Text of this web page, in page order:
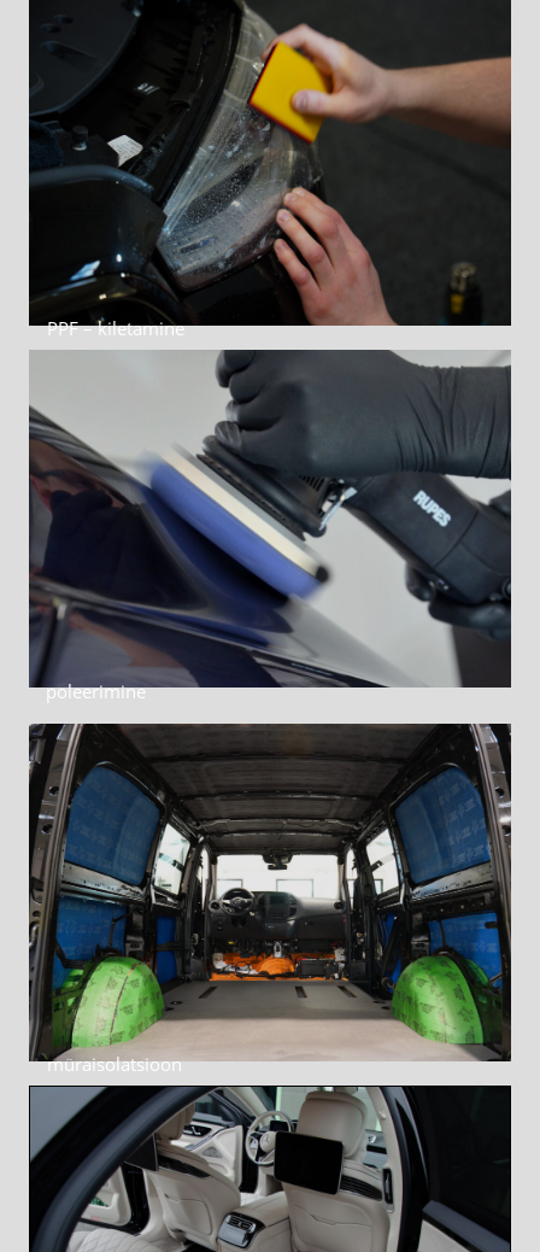
PPF – kiletamine
poleerimine
müraisolatsioon